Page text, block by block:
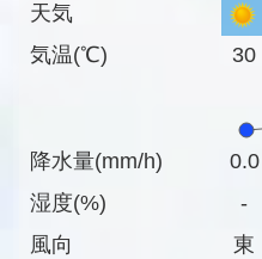
天気
気温(℃)
降水量(mm/h)
湿度(%)
風向
30
0.0
-
東